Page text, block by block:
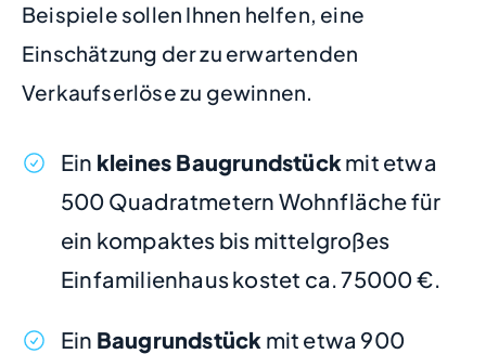
Beispiele sollen Ihnen helfen, eine
Einschätzung der zu erwartenden
Verkaufserlöse zu gewinnen.
Ein kleines Baugrundstückmit etwa
500 Quadratmetern Wohnfläche für
ein kompaktes bis mittelgroßes
Einfamilienhaus kostet ca. 75000 €.
Ein Baugrundstück mit etwa 900